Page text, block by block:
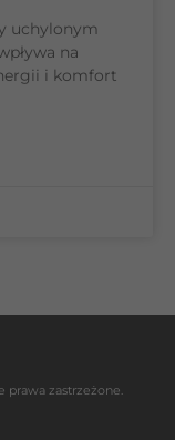
uchylonym
na
i komfort
prawa zastrzeżone.